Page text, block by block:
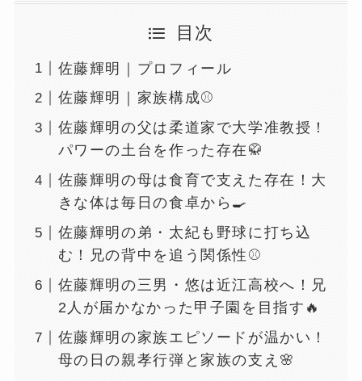
目次
佐藤輝明｜プロフィール
佐藤輝明｜家族構成⚾️
佐藤輝明の父は柔道家で大学准教授！
パワーの土台を作った存在🥋
佐藤輝明の母は食育で支えた存在！大
きな体は毎日の食卓から🍳
佐藤輝明の弟・太紀も野球に打ち込
む！兄の背中を追う関係性⚾️
佐藤輝明の三男・悠は近江高校へ！兄
2人が届かなかった甲子園を目指す🔥
佐藤輝明の家族エピソードが温かい！
母の日の親孝行弾と家族の支え🌸